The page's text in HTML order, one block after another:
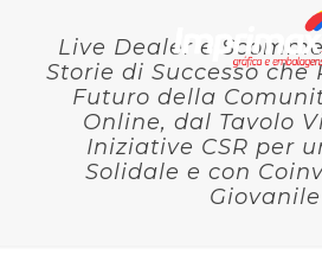
Live Dealer e
Storie di Successo che
Futuro della
Online, dal Tavolo
Iniziative CSR per
Solidale e con
Giovanile